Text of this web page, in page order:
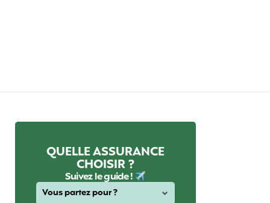
QUELLE ASSURANCE
CHOISIR ?
Suivez le guide !